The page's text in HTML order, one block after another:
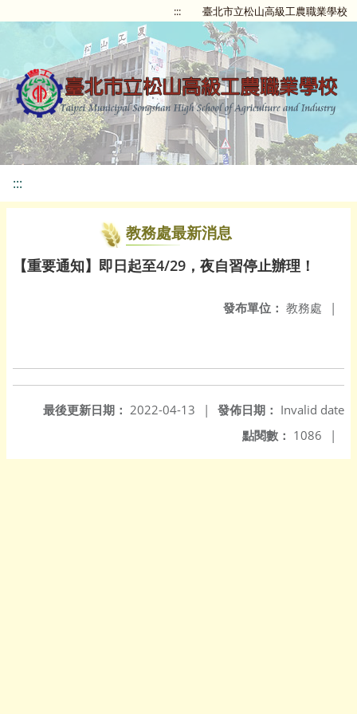
::: 臺北市立松山高級工農職業學校
:::
教務處最新消息
【重要通知】即日起至4/29，夜自習停止辦理！
發布單位： 教務處 |
發佈日期： Invalid date
最後更新日期： 2022-04-13
|
點閱數： 1086 |